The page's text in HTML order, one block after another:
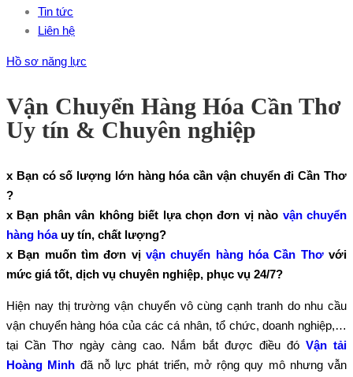
Tin tức
Liên hệ
Hồ sơ năng lực
Vận Chuyển Hàng Hóa Cần Thơ
Uy tín & Chuyên nghiệp
x Bạn có số lượng lớn hàng hóa cần vận chuyển đi Cần Thơ
?
x Bạn phân vân không biết lựa chọn đơn vị nào vận chuyển
hàng hóauy tín, chất lượng?
x Bạn muốn tìm đơn vị vận chuyển hàng hóa Cần Thơvới
mức giá tốt, dịch vụ chuyên nghiệp, phục vụ 24/7?
Hiện nay thị trường vận chuyển vô cùng cạnh tranh do nhu cầu
vận chuyển hàng hóa của các cá nhân, tổ chức, doanh nghiệp,…
tại Cần Thơ ngày càng cao. Nắm bắt được điều đó Vận tải
Hoàng Minh đã nỗ lực phát triển, mở rộng quy mô nhưng vẫn